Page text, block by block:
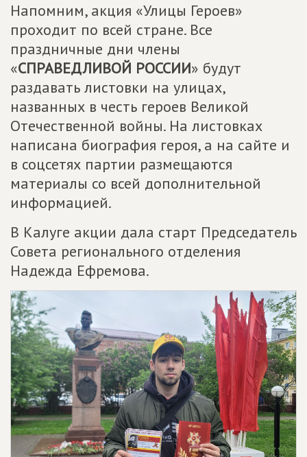
Напомним, акция «Улицы Героев»
проходит по всей стране. Все
праздничные дни члены
«СПРАВЕДЛИВОЙ РОССИИ» будут
раздавать листовки на улицах,
названных в честь героев Великой
Отечественной войны. На листовках
написана биография героя, а на сайте и
в соцсетях партии размещаются
материалы со всей дополнительной
информацией.
В Калуге акции дала старт Председатель
Совета регионального отделения
Надежда Ефремова.